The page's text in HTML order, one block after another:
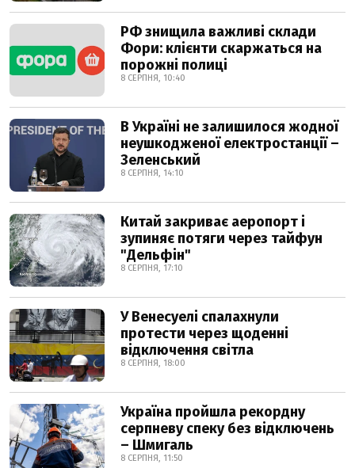
РФ знищила важливі склади
Фори: клієнти скаржаться на
порожні полиці
8 СЕРПНЯ, 10:40
В Україні не залишилося жодної
неушкодженої електростанції –
Зеленський
8 СЕРПНЯ, 14:10
Китай закриває аеропорт і
зупиняє потяги через тайфун
"Дельфін"
8 СЕРПНЯ, 17:10
У Венесуелі спалахнули
протести через щоденні
відключення світла
8 СЕРПНЯ, 18:00
Україна пройшла рекордну
серпневу спеку без відключень
– Шмигаль
8 СЕРПНЯ, 11:50